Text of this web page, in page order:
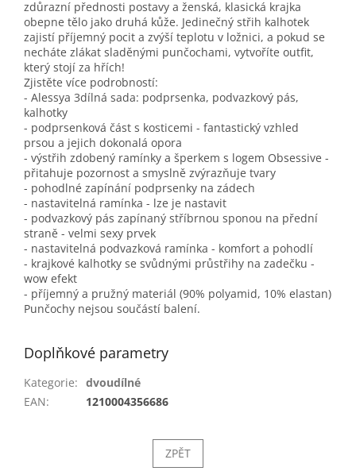
zdůrazní přednosti postavy a ženská, klasická krajka
obepne tělo jako druhá kůže. Jedinečný střih kalhotek
zajistí příjemný pocit a zvýší teplotu v ložnici, a pokud se
necháte zlákat sladěnými punčochami, vytvoříte outfit,
který stojí za hřích!
Zjistěte více podrobností:
- Alessya 3dílná sada: podprsenka, podvazkový pás,
kalhotky
- podprsenková část s kosticemi - fantastický vzhled
prsou a jejich dokonalá opora
- výstřih zdobený ramínky a šperkem s logem Obsessive -
přitahuje pozornost a smyslně zvýrazňuje tvary
- pohodlné zapínání podprsenky na zádech
- nastavitelná ramínka - lze je nastavit
- podvazkový pás zapínaný stříbrnou sponou na přední
straně - velmi sexy prvek
- nastavitelná podvazková ramínka - komfort a pohodlí
- krajkové kalhotky se svůdnými průstřihy na zadečku -
wow efekt
- příjemný a pružný materiál (90% polyamid, 10% elastan)
Punčochy nejsou součástí balení.
Doplňkové parametry
Kategorie: dvoudílné
EAN: 1210004356686
ZPĚT